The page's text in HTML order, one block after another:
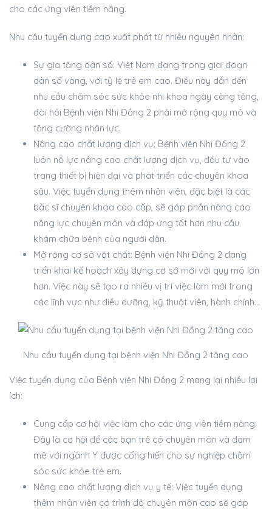
cho các ứng viên tiềm năng.
Nhu cầu tuyển dụng cao xuất phát từ nhiều nguyên nhân:
Sự gia tăng dân số: Việt Nam đang trong giai đoạn
dân số vàng, với tỷ lệ trẻ em cao. Điều này dẫn đến
nhu cầu chăm sóc sức khỏe nhi khoa ngày càng tăng,
đòi hỏi Bệnh viện Nhi Đồng 2 phải mở rộng quy mô và
tăng cường nhân lực.
Nâng cao chất lượng dịch vụ: Bệnh viện Nhi Đồng 2
luôn nỗ lực nâng cao chất lượng dịch vụ, đầu tư vào
trang thiết bị hiện đại và phát triển các chuyên khoa
sâu. Việc tuyển dụng thêm nhân viên, đặc biệt là các
bác sĩ chuyên khoa cao cấp, sẽ góp phần nâng cao
năng lực chuyên môn và đáp ứng tốt hơn nhu cầu
khám chữa bệnh của người dân.
Mở rộng cơ sở vật chất: Bệnh viện Nhi Đồng 2 đang
triển khai kế hoạch xây dựng cơ sở mới với quy mô lớn
hơn. Việc này sẽ tạo ra nhiều vị trí việc làm mới trong
các lĩnh vực như điều dưỡng, kỹ thuật viên, hành chính…
Nhu cầu tuyển dụng tại bệnh viện Nhi Đồng 2 tăng cao
Việc tuyển dụng của Bệnh viện Nhi Đồng 2 mang lại nhiều lợi
ích:
Cung cấp cơ hội việc làm cho các ứng viên tiềm năng:
Đây là cơ hội để các bạn trẻ có chuyên môn và đam
mê với ngành Y được cống hiến cho sự nghiệp chăm
sóc sức khỏe trẻ em.
Nâng cao chất lượng dịch vụ y tế: Việc tuyển dụng
thêm nhân viên có trình độ chuyên môn cao sẽ góp